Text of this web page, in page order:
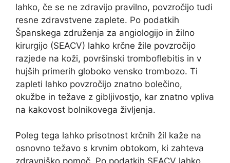
lahko, če se ne zdravijo pravilno, povzročijo tudi
resne zdravstvene zaplete. Po podatkih
Španskega združenja za angiologijo in žilno
kirurgijo (SEACV) lahko krčne žile povzročijo
razjede na koži, površinski tromboflebitis in v
hujših primerih globoko vensko trombozo. Ti
zapleti lahko povzročijo znatno bolečino,
okužbe in težave z gibljivostjo, kar znatno vpliva
na kakovost bolnikovega življenja.
Poleg tega lahko prisotnost krčnih žil kaže na
osnovno težavo s krvnim obtokom, ki zahteva